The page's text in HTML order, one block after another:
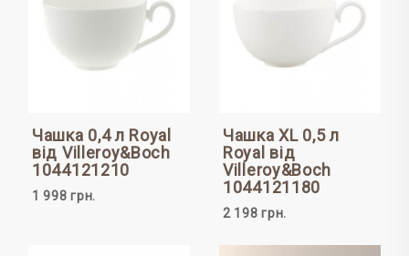
Чашка 0,4 л Royal
від Villeroy&Boch
1044121210
1 998 грн.
Чашка XL 0,5 л
Royal від
Villeroy&Boch
1044121180
2 198 грн.